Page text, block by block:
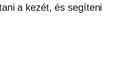
a kezét, és segíteni